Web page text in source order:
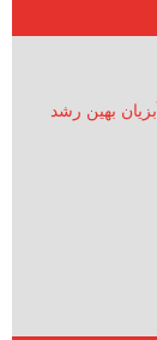
بهین رشد